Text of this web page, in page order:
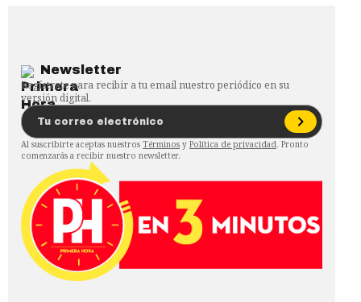
Newsletter
Regístrate para recibir a tu email nuestro periódico en su
versión digital.
Al suscribirte aceptas nuestros Términos y Política de privacidad. Pronto
comenzarás a recibir nuestro newsletter.